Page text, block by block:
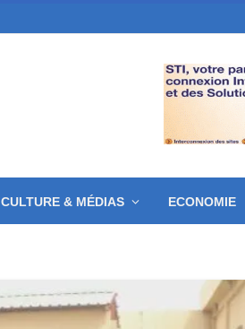
CULTURE & MÉDIAS ECONOMIE